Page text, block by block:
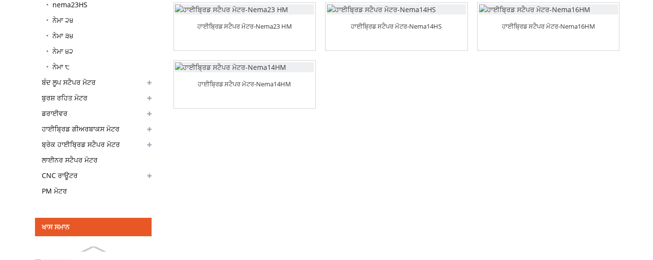
nema23HS
ਨੇਮਾ ੨੪
ਨੇਮਾ ੩੪
ਨੇਮਾ ੪੨
ਨੇਮਾ ੮
ਬੰਦ ਲੂਪ ਸਟੈਪਰ ਮੋਟਰ
ਬੁਰਸ਼ ਰਹਿਤ ਮੋਟਰ
ਡਰਾਈਵਰ
ਹਾਈਬ੍ਰਿਡ ਗੀਅਰਬਾਕਸ ਮੋਟਰ
ਬ੍ਰੇਕ ਹਾਈਬ੍ਰਿਡ ਸਟੈਪਰ ਮੋਟਰ
ਲਾਈਨਰ ਸਟੈਪਰ ਮੋਟਰ
CNC ਰਾਊਟਰ
PM ਮੋਟਰ
ਖਾਸ ਸਮਾਨ
ਹਾਈਬ੍ਰਿਡ ਸਟੈਪਰ ਮੋਟਰ-Nema23 HM ਹਾਈਬ੍ਰਿਡ ਸਟੈਪਰ ਮੋਟਰ-Nema14HS ਹਾਈਬ੍ਰਿਡ ਸਟੈਪਰ ਮੋਟਰ-Nema16HM
ਹਾਈਬ੍ਰਿਡ ਸਟੈਪਰ ਮੋਟਰ-Nema14HM